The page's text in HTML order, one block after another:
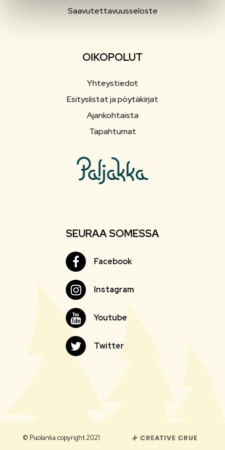
Saavutettavuusseloste
OIKOPOLUT
Yhteystiedot
Esityslistat ja pöytäkirjat
Ajankohtaista
Tapahtumat
SEURAA SOMESSA
FacebookFacebook
InstagramInstagram
YoutubeYoutube
Twitter Twitter
© Puolanka copyright 2021